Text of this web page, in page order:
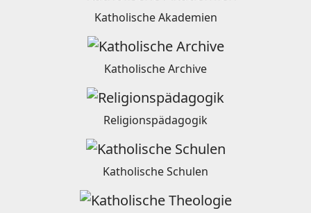
Katholische Akademien
Katholische Archive
Religionspädagogik
Katholische Schulen